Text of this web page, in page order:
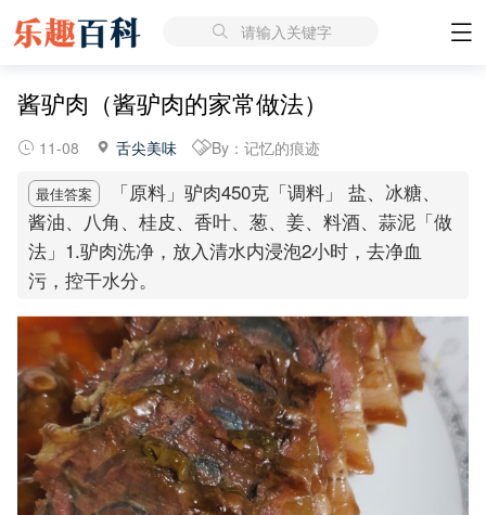
请输入关键字
酱驴肉（酱驴肉的家常做法）
11-08 舌尖美味 By：记忆的痕迹
最佳答案
「原料」驴肉450克「调料」 盐、冰糖、
酱油、八角、桂皮、香叶、葱、姜、料酒、蒜泥「做
法」1.驴肉洗净，放入清水内浸泡2小时，去净血
污，控干水分。